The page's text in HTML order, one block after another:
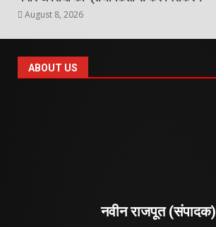
August 8, 2026
ABOUT US
नवीन राजपूत (संपादक)